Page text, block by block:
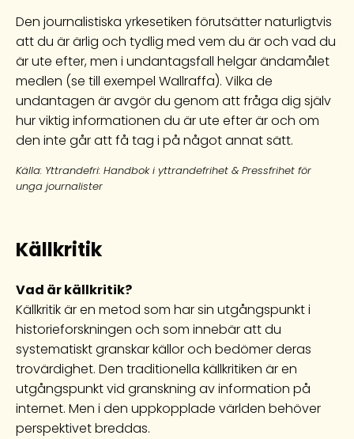
Den journalistiska yrkesetiken förutsätter naturligtvis
att du är ärlig och tydlig med vem du är och vad du
är ute efter, men i undantagsfall helgar ändamålet
medlen (se till exempel Wallraffa). Vilka de
undantagen är avgör du genom att fråga dig själv
hur viktig informationen du är ute efter är och om
den inte går att få tag i på något annat sätt.
Källa: Yttrandefri: Handbok i yttrandefrihet & Pressfrihet för
unga journalister
Källkritik
Vad är källkritik?
Källkritik är en metod som har sin utgångspunkt i
historieforskningen och som innebär att du
systematiskt granskar källor och bedömer deras
trovärdighet. Den traditionella källkritiken är en
utgångspunkt vid granskning av information på
internet. Men i den uppkopplade världen behöver
perspektivet breddas.